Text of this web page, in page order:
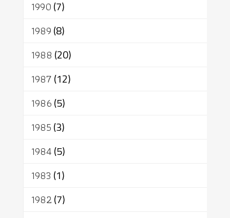
1990(7)
1989(8)
1988 (20)
1987(12)
1986(5)
1985(3)
1984(5)
1983 (1)
1982(7)